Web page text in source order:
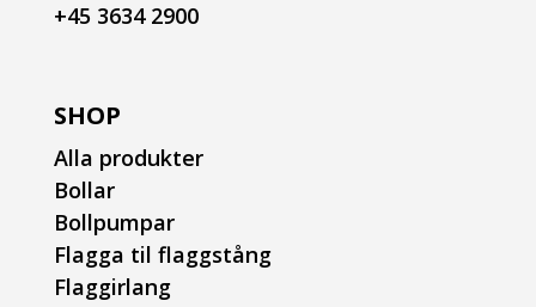
+45 3634 2900
SHOP
Alla produkter
Bollar
Bollpumpar
Flagga til flaggstång
Flaggirlang